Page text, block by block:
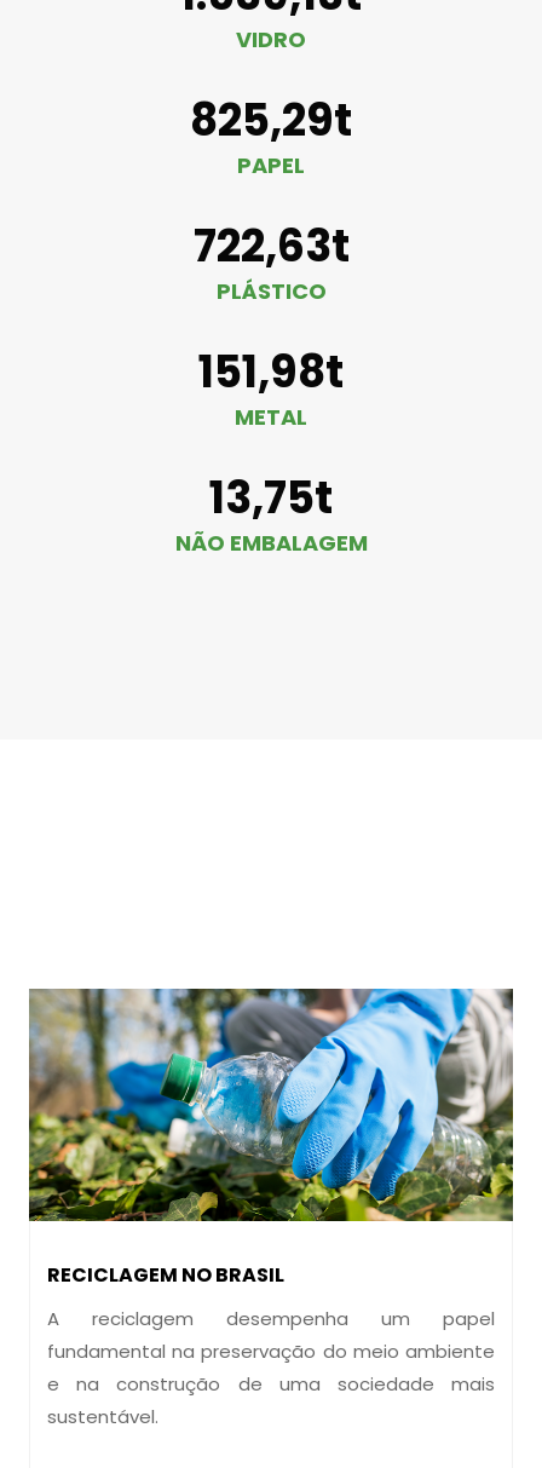
VIDRO
825,29t
PAPEL
722,63t
PLÁSTICO
151,98t
METAL
13,75t
NÃO EMBALAGEM
RECICLAGEM NO BRASIL
A reciclagem desempenha um papel
fundamental na preservação do meio ambiente
e na construção de uma sociedade mais
sustentável.